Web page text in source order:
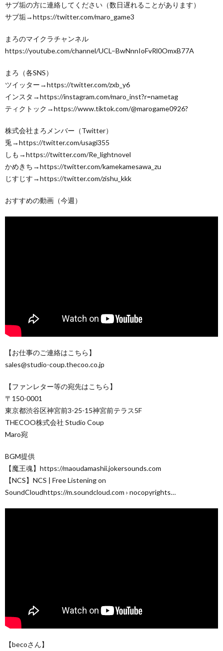
サブ垢の方に連絡してください（数日遅れることがあります）
サブ垢→https://twitter.com/maro_game3
まろのマイクラチャンネル
https://youtube.com/channel/UCL–BwNnnIoFvRl0OmxB77A
まろ（各SNS）
ツイッター→https://twitter.com/zxb_y6
インスタ→https://instagram.com/maro_inst?r=nametag
ティクトック→https://www.tiktok.com/@marogame0926?
株式会社まろメンバー（Twitter）
兎→https://twitter.com/usagi355
しも→https://twitter.com/Re_lightnovel
かめきち→https://twitter.com/kamekamesawa_zu
じすじす→https://twitter.com/zishu_kkk
おすすめの動画（今週）
【お仕事のご連絡はこちら】
sales@studio-coup.thecoo.co.jp
【ファンレター等の宛先はこちら】
〒150-0001
東京都渋谷区神宮前3-25-15神宮前テラス5F
THECOO株式会社 Studio Coup
Maro宛
BGM提供
【魔王魂】https://maoudamashii.jokersounds.com
【NCS】NCS | Free Listening on
SoundCloudhttps://m.soundcloud.com › nocopyrights…
【becoさん】